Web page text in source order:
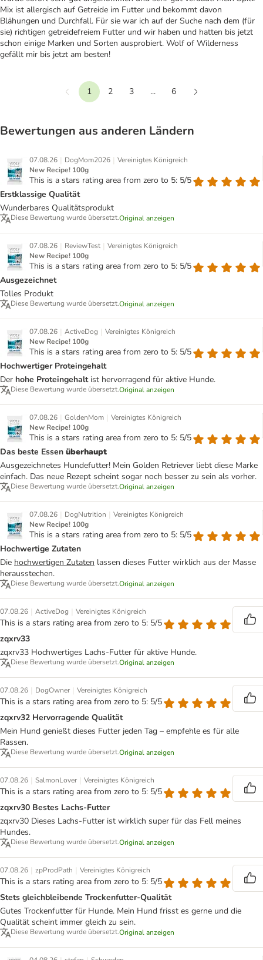
Mix ist allergisch auf Getreide im Futter und bekommt davon
Blähungen und Durchfall. Für sie war ich auf der Suche nach dem (für
sie) richtigen getreidefreiem Futter und wir haben und hatten bis jetzt
schon einige Marken und Sorten ausprobiert. Wolf of Wilderness
gefällt mir bis jetzt am besten!
Vorherige
1 2 3 ...
6
Bewertungen aus anderen Ländern
07.08.26 | DogMom2026 | Vereinigtes Königreich
New Recipe! 100g
This is a stars rating area from zero to 5: 5/5
Erstklassige Qualität
Wunderbares Qualitätsprodukt
Diese Bewertung wurde übersetzt.Original anzeigen
07.08.26 | ReviewTest | Vereinigtes Königreich
New Recipe! 100g
This is a stars rating area from zero to 5: 5/5
Ausgezeichnet
Tolles Produkt
Diese Bewertung wurde übersetzt.Original anzeigen
07.08.26 | ActiveDog | Vereinigtes Königreich
New Recipe! 100g
This is a stars rating area from zero to 5: 5/5
Hochwertiger Proteingehalt
Der hohe Proteingehaltist hervorragend für aktive Hunde.
Diese Bewertung wurde übersetzt.Original anzeigen
07.08.26 | GoldenMom | Vereinigtes Königreich
New Recipe! 100g
This is a stars rating area from zero to 5: 5/5
Das beste Essen überhaupt
Ausgezeichnetes Hundefutter! Mein Golden Retriever liebt diese Marke
einfach. Das neue Rezept scheint sogar noch besser zu sein als vorher.
Diese Bewertung wurde übersetzt.Original anzeigen
07.08.26 | DogNutrition | Vereinigtes Königreich
New Recipe! 100g
This is a stars rating area from zero to 5: 5/5
Hochwertige Zutaten
Die hochwertigen Zutaten lassen dieses Futter wirklich aus der Masse
herausstechen.
Diese Bewertung wurde übersetzt.Original anzeigen
07.08.26 | ActiveDog | Vereinigtes Königreich
This is a stars rating area from zero to 5: 5/5
zqxrv33
zqxrv33 Hochwertiges Lachs-Futter für aktive Hunde.
Diese Bewertung wurde übersetzt.Original anzeigen
07.08.26 | DogOwner | Vereinigtes Königreich
This is a stars rating area from zero to 5: 5/5
zqxrv32 Hervorragende Qualität
Mein Hund genießt dieses Futter jeden Tag – empfehle es für alle
Rassen.
Diese Bewertung wurde übersetzt.Original anzeigen
07.08.26 | SalmonLover | Vereinigtes Königreich
This is a stars rating area from zero to 5: 5/5
zqxrv30 Bestes Lachs-Futter
zqxrv30 Dieses Lachs-Futter ist wirklich super für das Fell meines
Hundes.
Diese Bewertung wurde übersetzt.Original anzeigen
07.08.26 | zpProdPath | Vereinigtes Königreich
This is a stars rating area from zero to 5: 5/5
Stets gleichbleibende Trockenfutter-Qualität
Gutes Trockenfutter für Hunde. Mein Hund frisst es gerne und die
Qualität scheint immer gleich zu sein.
Diese Bewertung wurde übersetzt.Original anzeigen